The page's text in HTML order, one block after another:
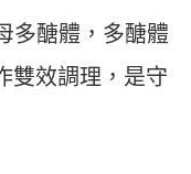
多醣體，多醣體
雙效調理，是守